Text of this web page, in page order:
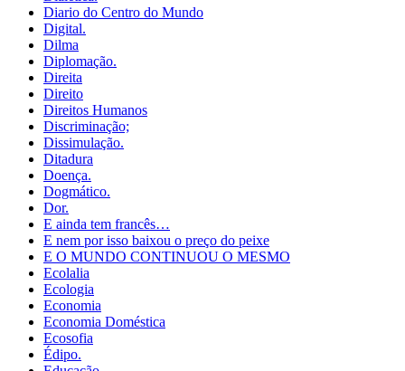
Diario do Centro do Mundo
Digital.
Dilma
Diplomação.
Direita
Direito
Direitos Humanos
Discriminação;
Dissimulação.
Ditadura
Doença.
Dogmático.
Dor.
E ainda tem francês…
E nem por isso baixou o preço do peixe
E O MUNDO CONTINUOU O MESMO
Ecolalia
Ecologia
Economia
Economia Doméstica
Ecosofia
Édipo.